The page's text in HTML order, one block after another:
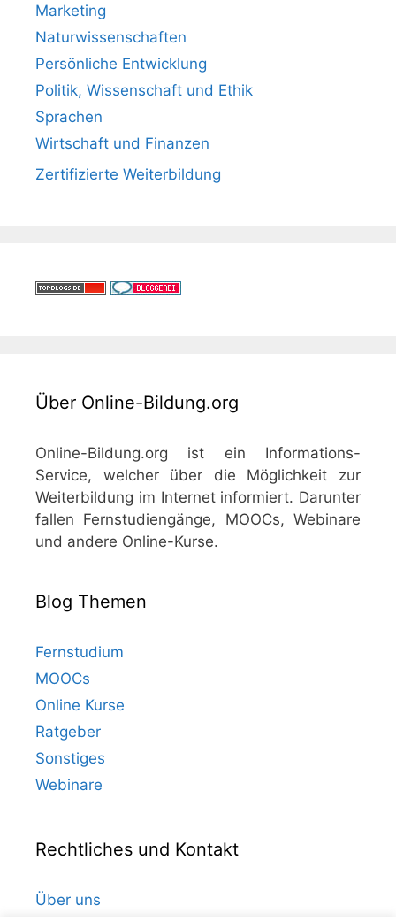
Marketing
Naturwissenschaften
Persönliche Entwicklung
Politik, Wissenschaft und Ethik
Sprachen
Wirtschaft und Finanzen
Zertifizierte Weiterbildung
Über Online-Bildung.org
Online-Bildung.org ist ein Informations-
Service, welcher über die Möglichkeit zur
Weiterbildung im Internet informiert. Darunter
fallen Fernstudiengänge, MOOCs, Webinare
und andere Online-Kurse.
Blog Themen
Fernstudium
MOOCs
Online Kurse
Ratgeber
Sonstiges
Webinare
Rechtliches und Kontakt
Über uns